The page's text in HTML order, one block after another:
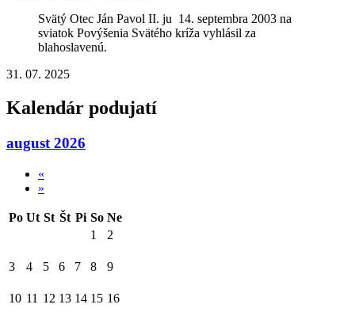
Svätý Otec Ján Pavol II. ju 14. septembra 2003 na
sviatok Povýšenia Svätého kríža vyhlásil za
blahoslavenú.
31. 07. 2025
Kalendár podujatí
august 2026
«
»
Po Ut St Št Pi So Ne
1
2
3 4 5 6 7 8 9
10 11 12 13 14 15 16